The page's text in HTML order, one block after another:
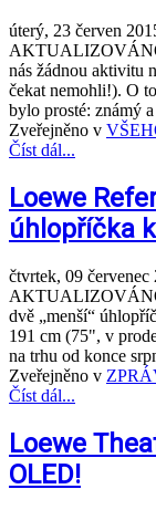
úterý, 23 červen
nás žádnou aktivitu
čekat nemohli!). O
bylo prosté: známý
Zveřejněno v
Číst dál...
Loewe
úhlopříčka
čtvrtek, 09 červenec
dvě „menší“
191 cm (75", v
na trhu od konce
Zveřejněno v
Číst dál...
Loewe
OLED!